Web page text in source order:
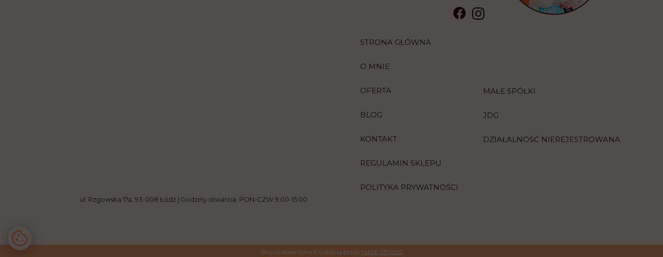
MAŁE SPÓŁKI
JDG
DZIAŁALNOŚĆ NIEREJESTROWANA
STRONA GŁÓWNA
O MNIE
OFERTA
BLOG
KONTAKT
REGULAMIN SKLEPU
POLITYKA PRYWATNOŚCI
ul. Rzgowska 17a, 93-008 Łódź | Godziny otwarcia: PON-CZW 9:00-15:00
Strona stworzona z miłością przez MAŁE STUDIO